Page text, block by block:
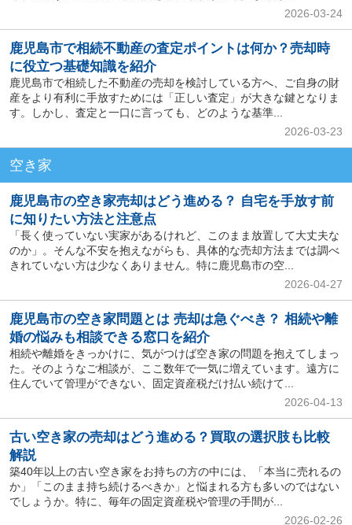
2026-03-24
鹿児島市で相続不動産の査定ポイントは何か？売却時
に役立つ基礎知識を紹介
鹿児島市で相続した不動産の売却を検討している方へ、ご自身の財
産をより有利に手放すためには「正しい査定」が大きな鍵となりま
す。しかし、査定と一口に言っても、どのような基準...
2026-03-23
空き家
鹿児島市の空き家売却はどう進める？ 自宅を手放す前
に知りたい方法と注意点
「長く使っていない実家があるけれど、このまま放置して大丈夫な
のか」。そんな不安を抱えながらも、具体的な売却方法までは調べ
きれていない方は少なくありません。特に鹿児島市の空...
2026-04-27
鹿児島市の空き家問題とは 売却は急ぐべき？ 相続や離
婚の悩みも相談できる窓口を紹介
相続や離婚をきっかけに、気がつけば空き家の問題を抱えてしまっ
た。そのようなご相談が、ここ数年で一気に増えています。遠方に
住んでいて管理ができない、固定資産税だけ払い続けて...
2026-04-13
古い空き家の売却はどう進める？買取の選択肢も比較
解説
築40年以上の古い空き家をお持ちの方の中には、「本当に売れるの
か」「このまま持ち続けるべきか」と悩まれる方も多いのではない
でしょうか。特に、毎年の固定資産税や管理の手間が...
2026-02-26